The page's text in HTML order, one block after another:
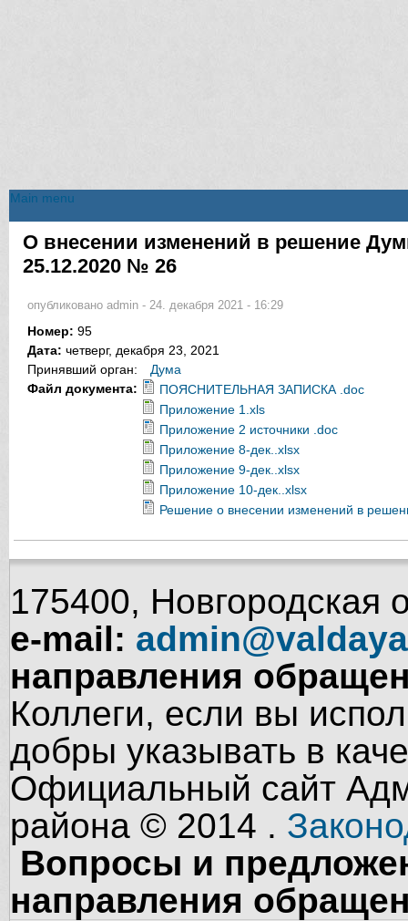
Main menu
Вы здесь
О внесении изменений в решение
25.12.2020 № 26
опубликовано admin - 24. декабря 2021 - 16:29
Номер: 95
Дата: четверг, декабря 23, 2021
Принявший орган:
Дума
Файл документа:
ПОЯСНИТЕЛЬНАЯ ЗАПИСКА .doc
Приложение 1.xls
Приложение 2 источники .doc
Приложение 8-дек..xlsx
Приложение 9-дек..xlsx
Приложение 10-дек..xlsx
Решение о внесении изменений в
175400, Новгородская
e-mail:
направления
Коллеги, если вы
добры указывать в
Официальный сайт
района © 2014 .
Вопросы и
направления